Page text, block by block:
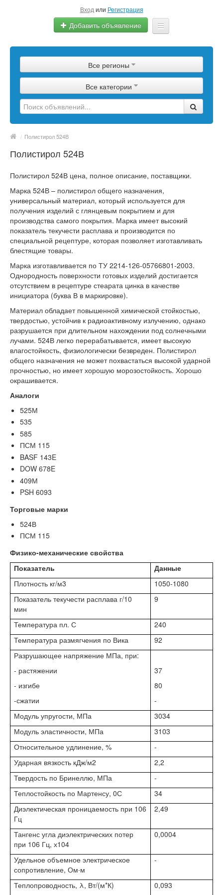
Вход или Регистрация
Добавить объявление
Сырье
Изделия
Оборудование
Все регионы
Все категории
/ Полистирол 524В
Полистирол 524В
Полистирол 524В цена, полное описание, поставщики.
Марка 524В – полистирол общего назначения,
универсальный материал, который используется для
получения изделий с глянцевым покрытием и для
производства самого покрытия. Марка имеет высокий
показатель текучести расплава и производится по
специальной рецептуре, которая позволяет изготавливать
блестящие товары.
Марка изготавливается по ТУ 2214-126-05766801-2003.
Однородность поверхности готовых изделий достигается
отсутствием в рецептуре стеарата цинка в качестве
инициатора (буква В в маркировке).
Материал обладает повышенной химической стойкостью,
твердостью, устойчив к радиоактивному излучению, однако
разрушается при длительном нахождении под солнечными
лучами. 524В легко перерабатывается, имеет высокую
влагостойкость, физиологически безвреден. Полистирол
общего назначения не может похвастаться высокой ударной
прочностью, но имеет хорошую морозостойкость. Хорошо
окрашивается.
Аналоги
525М
535
585
ПСМ 115
BASF 143E
DOW 678E
409М
PSH 6093
Торговые марки
524В
ПСМ 115
Физико-механические свойства
Показатель
Данные
Плотность кг/м3
1050-1080
Показатель текучести расплава г/10
мин
9
Температура пл. С
240
Температура размягчения по Вика
92
Разрушающее напряжение МПа, при:
- растяжении
- изгибе
-сжатии
37
80
-
Модуль упругости, МПа
3034
Модуль эластичности, МПа
3103
Относительное удлинение, %
-
Ударная вязкость кДж/м2
2,2
Твердость по Бринеллю, МПа
-
Теплостойкость по Мартенсу, 0С
34
Диэлектическая проницаемость при 106
Гц
2,49
Тангенс угла диэлектрических потер
при 106 Гц, х104
0,0004
Удельное объемное электрическое
сопротивление, Ом∙м
-
Теплопроводность, λ, Вт/(м*К) 0,093